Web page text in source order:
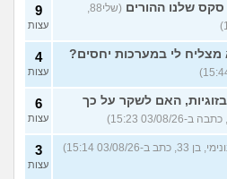
שלנו ההורים
(שלי88,
9
עצות
מצליח לי במערכות יחסים? 4
עצות
בזוגיות, האם לשקר על כך
6
עצות
33, כתב ב-03/08/26 15:14) 3
עצות